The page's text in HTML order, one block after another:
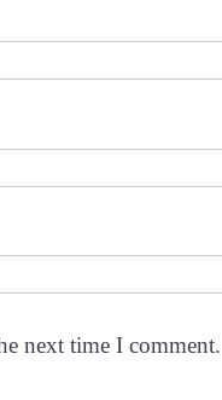
next time I comment.